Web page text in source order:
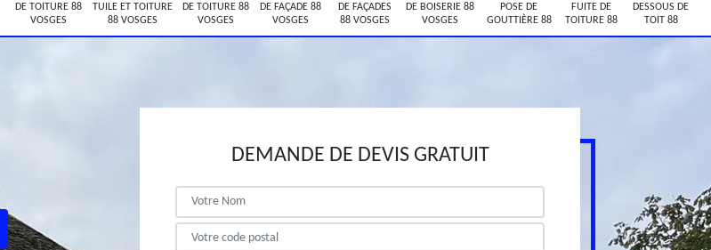
DE TOITURE 88
VOSGES
TUILE ET TOITURE
88 VOSGES
DE TOITURE 88
VOSGES
DE FAÇADE 88
VOSGES
DE FAÇADES
88 VOSGES
DE BOISERIE 88
VOSGES
POSE DE
GOUTTIÈRE 88
FUITE DE
TOITURE 88
DESSOUS DE
TOIT 88
DEMANDE DE DEVIS GRATUIT